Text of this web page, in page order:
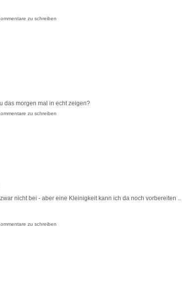
zu schreiben
das morgen mal in echt zeigen?
zu schreiben
nicht bei - aber eine Kleinigkeit kann ich da noch vorbereiten ..
zu schreiben